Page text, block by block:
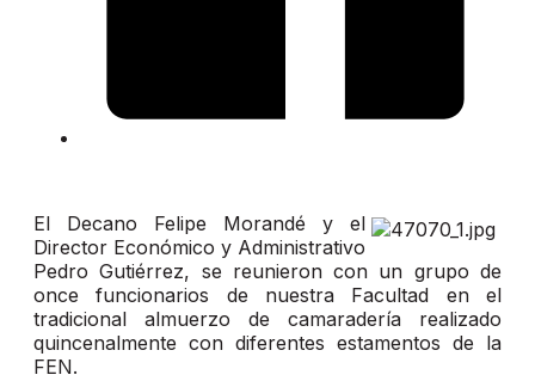
El Decano Felipe Morandé y el
Director Económico y Administrativo
Pedro Gutiérrez, se reunieron con un grupo de
once funcionarios de nuestra Facultad en el
tradicional almuerzo de camaradería realizado
quincenalmente con diferentes estamentos de la
FEN.